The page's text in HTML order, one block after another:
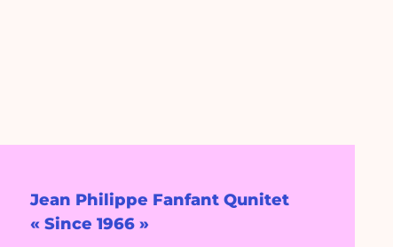
Jean Philippe Fanfant Qunitet
« Since 1966 »